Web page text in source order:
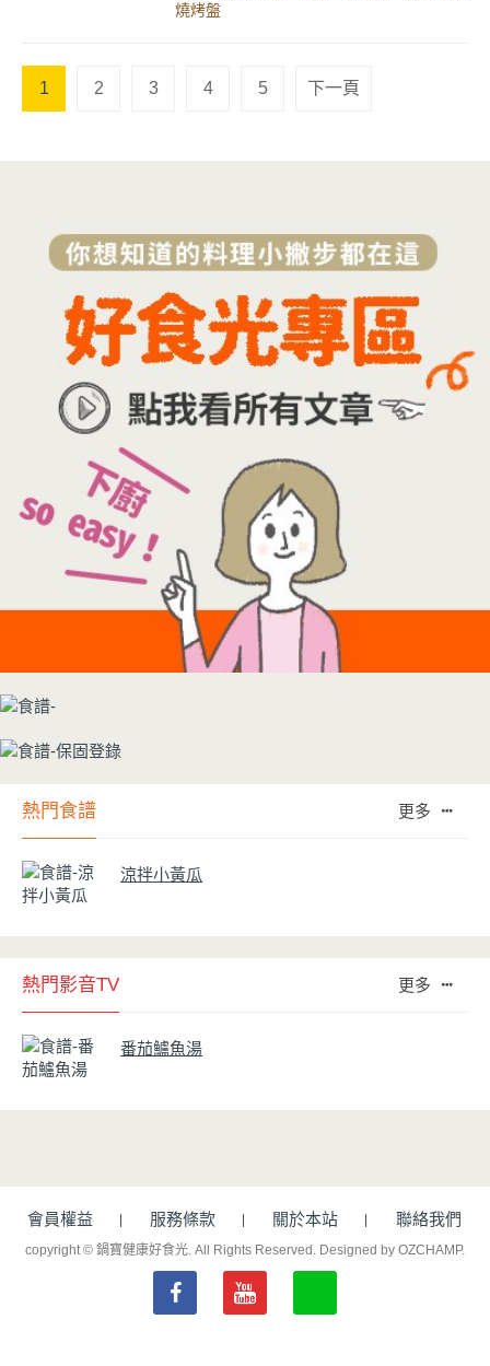
燒烤盤
1 2 3 4 5 下一頁
熱門食譜 更多
涼拌小黃瓜
熱門影音TV 更多
番茄鱸魚湯
會員權益 服務條款 關於本站 聯絡我們
copyright © 鍋寶健康好食光. All Rights Reserved. Designed by OZCHAMP.